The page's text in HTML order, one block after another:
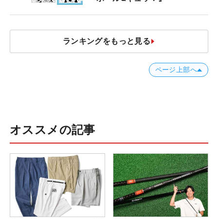
ランキングをもっと見る
ページ上部へ
オススメの記事